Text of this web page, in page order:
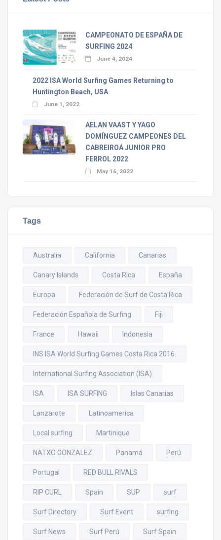
CAMPEONATO DE ESPAÑA DE
SURFING 2024
June 4, 2024
2022 ISA World Surfing Games Returning to
Huntington Beach, USA
June 1, 2022
AELAN VAAST Y YAGO
DOMÍNGUEZ CAMPEONES DEL
CABREIROÁ JUNIOR PRO
FERROL 2022
May 16, 2022
Tags
Australia California Canarias
Canary Islands Costa Rica España
Europa Federación de Surf de Costa Rica
Federación Española de Surfing Fiji
France Hawaii Indonesia
INS ISA World Surfing Games Costa Rica 2016.
International Surfing Association (ISA)
ISA ISA SURFING Islas Canarias
Lanzarote Latinoamerica
Local surfing Martinique
NATXO GONZALEZ Panamá Perú
Portugal RED BULL RIVALS
RIP CURL Spain SUP surf
Surf Directory Surf Event surfing
Surf News Surf Perú Surf Spain